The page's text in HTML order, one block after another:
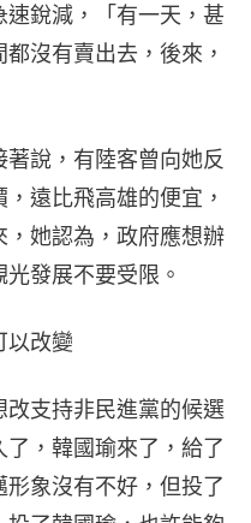
銳減，「有一天，甚
沒有賣出去，後來，
說，有陸客曾向她反
遠比飛高雄的便宜，
她認為，政府應想辦
發展不要受限。
以改變
支持非民進黨的候選
，韓國瑜來了，給了
象沒有不好，但投了